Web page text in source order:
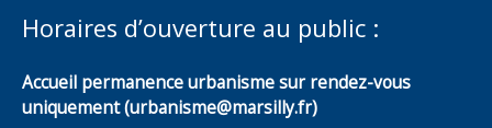
Horaires d’ouverture au public :
Accueil permanence urbanisme sur rendez-vous
uniquement (urbanisme@marsilly.fr)